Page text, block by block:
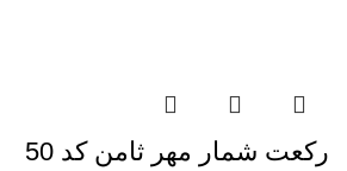
رکعت شمار مهر ثامن کد 50